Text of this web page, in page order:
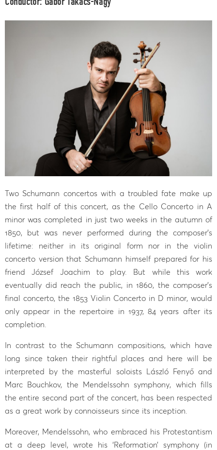
Two Schumann concertos with a troubled fate make up
the first half of this concert, as the Cello Concerto in A
minor was completed in just two weeks in the autumn of
1850, but was never performed during the composer’s
lifetime: neither in its original form nor in the violin
concerto version that Schumann himself prepared for his
friend József Joachim to play. But while this work
eventually did reach the public, in 1860, the composer’s
final concerto, the 1853 Violin Concerto in D minor, would
only appear in the repertoire in 1937, 84 years after its
completion.
In contrast to the Schumann compositions, which have
long since taken their rightful places and here will be
interpreted by the masterful soloists László Fenyő and
Marc Bouchkov, the Mendelssohn symphony, which fills
the entire second part of the concert, has been respected
as a great work by connoisseurs since its inception.
Moreover, Mendelssohn, who embraced his Protestantism
at a deep level, wrote his ‘Reformation’ symphony (in